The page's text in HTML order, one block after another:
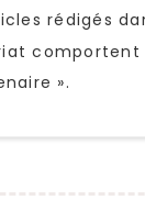
rédigés
».